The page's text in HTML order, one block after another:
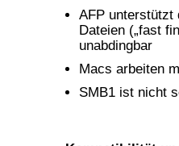
AFP unterstützt
Dateien („fast
unabdingbar
Macs arbeiten
SMB1 ist nicht